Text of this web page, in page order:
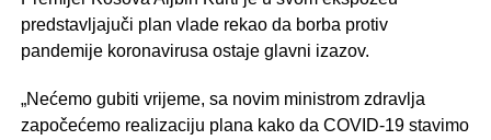
predstavljajuči plan vlade rekao da borba protiv
pandemije koronavirusa ostaje glavni izazov.
„Nećemo gubiti vrijeme, sa novim ministrom zdravlja
započećemo realizaciju plana kako da COVID-19 stavimo